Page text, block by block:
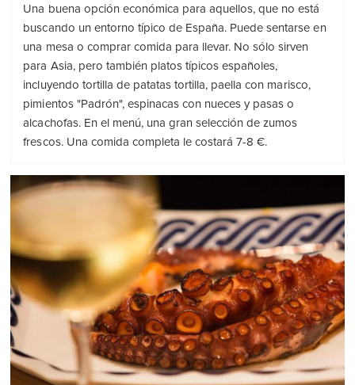
Una buena opción económica para aquellos, que no está
buscando un entorno típico de España. Puede sentarse en
una mesa o comprar comida para llevar. No sólo sirven
para Asia, pero también platos típicos españoles,
incluyendo tortilla de patatas tortilla, paella con marisco,
pimientos "Padrón", espinacas con nueces y pasas o
alcachofas. En el menú, una gran selección de zumos
frescos. Una comida completa le costará 7-8 €.